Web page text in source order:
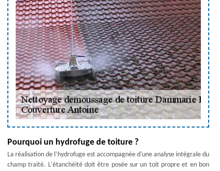
Pourquoi un hydrofuge de toiture ?
La réalisation de l’hydrofuge est accompagnée d'une analyse intégrale du
champ traité. L'étanchéité doit être posée sur un toit propre et en bon